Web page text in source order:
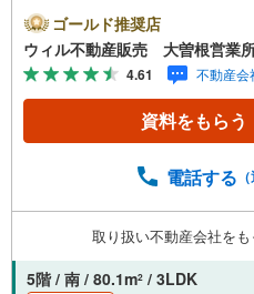
はもちろん、過去にお任
住環境を提案致します。
不動産業者間で情報が共
やその他隣接エリアで
曽根営業所】◎地下鉄
1分◎お子様が遊べるキ
っております。ぜひお
ご希望の日時をご記入
可能です。
ゴールド推奨店
ウィル不動産販売 大曽根営業
4.61 不動産会
資料をもらう
電話する
取り扱い不動産会社を
5階 / 南 / 80.1m2 / 3LDK